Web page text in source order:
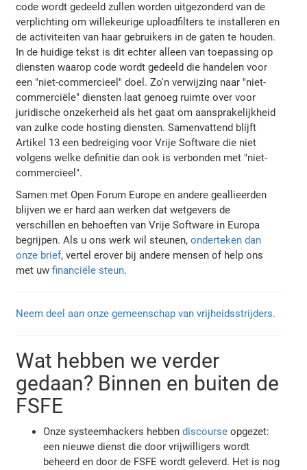
code wordt gedeeld zullen worden uitgezonderd van de
verplichting om willekeurige uploadfilters te installeren en
de activiteiten van haar gebruikers in de gaten te houden.
In de huidige tekst is dit echter alleen van toepassing op
diensten waarop code wordt gedeeld die handelen voor
een "niet-commercieel" doel. Zo'n verwijzing naar "niet-
commerciële" diensten laat genoeg ruimte over voor
juridische onzekerheid als het gaat om aansprakelijkheid
van zulke code hosting diensten. Samenvattend blijft
Artikel 13 een bedreiging voor Vrije Software die niet
volgens welke definitie dan ook is verbonden met "niet-
commercieel".
Samen met Open Forum Europe en andere geallieerden
blijven we er hard aan werken dat wetgevers de
verschillen en behoeften van Vrije Software in Europa
begrijpen. Als u ons werk wil steunen,onderteken dan
onze brief, vertel erover bij andere mensen of help ons
met uwfinanciële steun.
Neem deel aan onze gemeenschap van vrijheidsstrijders.
Wat hebben we verder
gedaan? Binnen en buiten de
FSFE
Onze systeemhackers hebbendiscourse opgezet:
een nieuwe dienst die door vrijwilligers wordt
beheerd en door de FSFE wordt geleverd. Het is nog